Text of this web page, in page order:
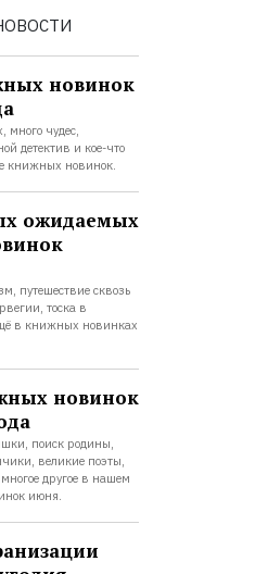
новинок
много чудес,
детектив и кое-что
книжных новинок.
ожидаемых
путешествие сквозь
тоска в
в книжных новинках
новинок
поиск родины,
великие поэты,
другое в нашем
июня.